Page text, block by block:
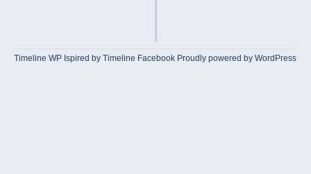
Timeline WP Ispired byTimeline Facebook Proudly powered by WordPress